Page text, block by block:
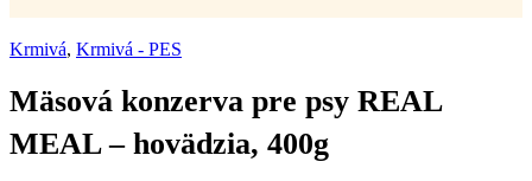
Krmivá, Krmivá - PES
Mäsová konzerva pre psy REAL
MEAL – hovädzia, 400g